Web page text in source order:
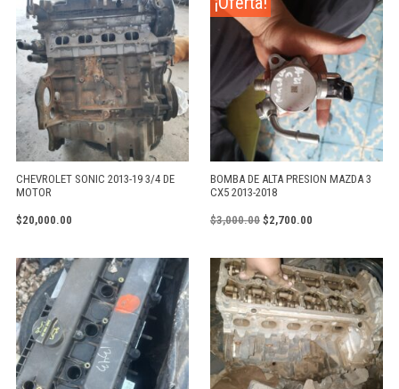
CHEVROLET SONIC 2013-19 3/4 DE
MOTOR
$20,000.00
BOMBA DE ALTA PRESION MAZDA 3
CX5 2013-2018
$3,000.00 $2,700.00